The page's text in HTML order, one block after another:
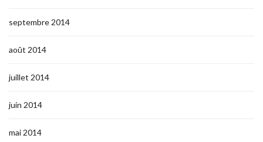
septembre 2014
août 2014
juillet 2014
juin 2014
mai 2014